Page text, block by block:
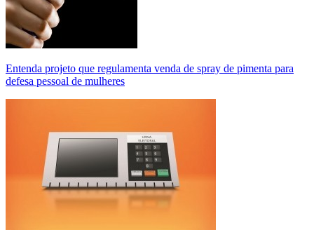
Entenda projeto que regulamenta venda de spray de pimenta para
defesa pessoal de mulheres